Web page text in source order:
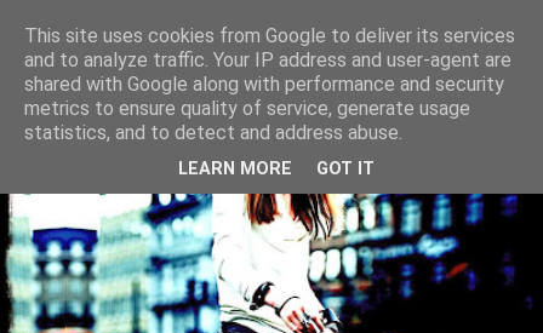
This site uses cookies from Google to deliver its services
and to analyze traffic. Your IP address and user-agent are
shared with Google along with performance and security
metrics to ensure quality of service, generate usage
statistics, and to detect and address abuse.
LEARN MORE GOT IT